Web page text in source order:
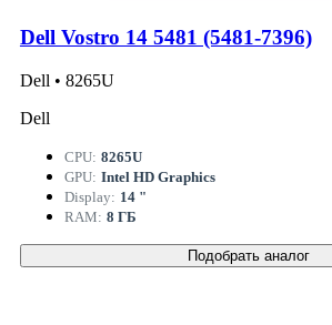
Dell Vostro 14 5481 (5481-7396)
Dell • 8265U
Dell
CPU: 8265U
GPU: Intel HD Graphics
Display: 14 "
RAM: 8 ГБ
Подобрать аналог